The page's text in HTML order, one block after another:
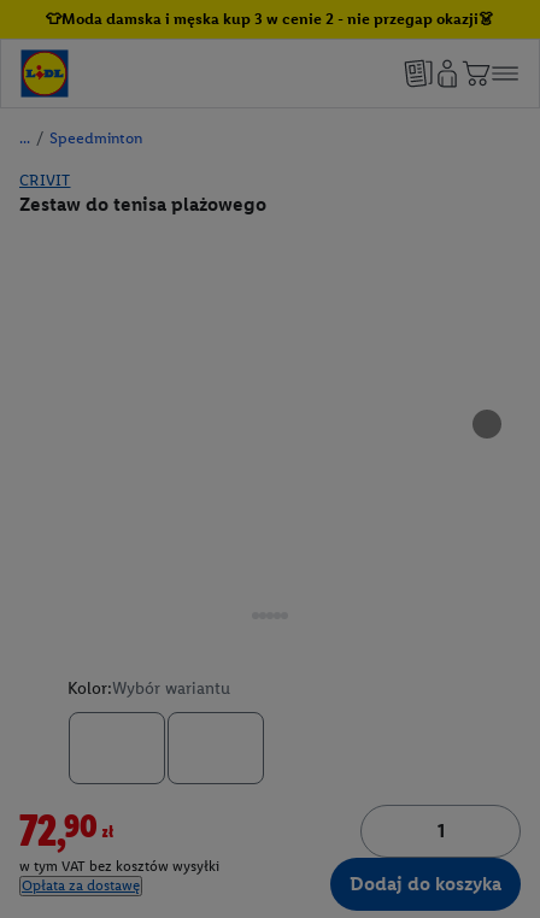
👕Moda damska i męska kup 3 w cenie 2 - nie przegap okazji👗
/ Speedminton
CRIVIT
Zestaw do tenisa plażowego
Kolor:Wybór wariantu
72,90zł
w tym VAT bez kosztów wysyłki
Opłata za dostawę
Dodaj do koszyka